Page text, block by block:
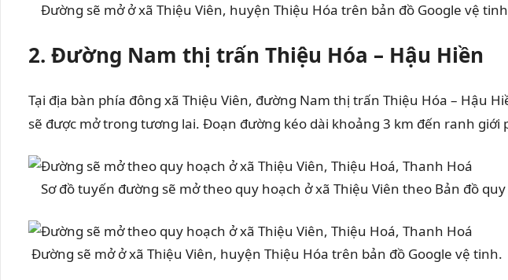
Đường sẽ mở ở xã Thiệu Viên, huyện Thiệu Hóa trên bản đồ
2. Đường Nam thị trấn Thiệu Hóa – Hậu Hiền
Tại địa bàn phía đông xã Thiệu Viên, đường Nam thị trấn Thiệu Hóa – Hậu
sẽ được mở trong tương lai. Đoạn đường kéo dài khoảng 3 km đến ranh giới
Sơ đồ tuyến đường sẽ mở theo quy hoạch ở xã Thiệu Viên theo Bản
Đường sẽ mở ở xã Thiệu Viên, huyện Thiệu Hóa trên bản đồ